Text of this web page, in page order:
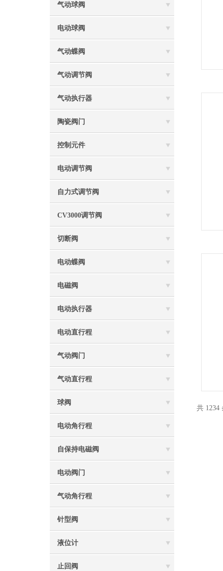
气动球阀
电动球阀
气动蝶阀
气动调节阀
气动执行器
陶瓷阀门
控制元件
电动调节阀
自力式调节阀
CV3000调节阀
切断阀
电动蝶阀
电磁阀
电动执行器
电动直行程
气动阀门
气动直行程
球阀
电动角行程
自保持电磁阀
电动阀门
气动角行程
针型阀
液位计
止回阀
共 1234